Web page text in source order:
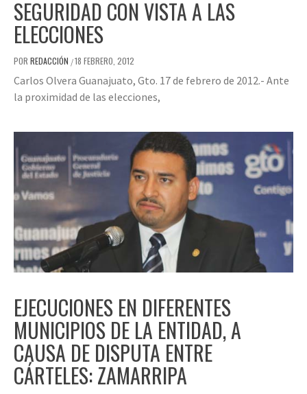
SEGURIDAD CON VISTA A LAS
ELECCIONES
POR REDACCIÓN /18 FEBRERO, 2012
Carlos Olvera Guanajuato, Gto. 17 de febrero de 2012.- Ante
la proximidad de las elecciones,
EJECUCIONES EN DIFERENTES
MUNICIPIOS DE LA ENTIDAD, A
CAUSA DE DISPUTA ENTRE
CÁRTELES: ZAMARRIPA